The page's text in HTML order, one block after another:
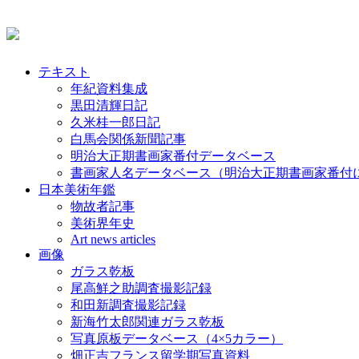
テキスト
年紀資料集成
黒田清輝日記
久米桂一郎日記
白馬会関係新聞記事
明治大正期書画家番付データベース
書画家人名データベース（明治大正期書画家番付
日本美術年鑑
物故者記事
美術界年史
Art news articles
画像
ガラス乾板
尾高鮮之助調査撮影記録
和田新調査撮影記録
新海竹太郎関連ガラス乾板
写真原板データベース（4×5カラー）
畑正吉フランス留学期写真資料